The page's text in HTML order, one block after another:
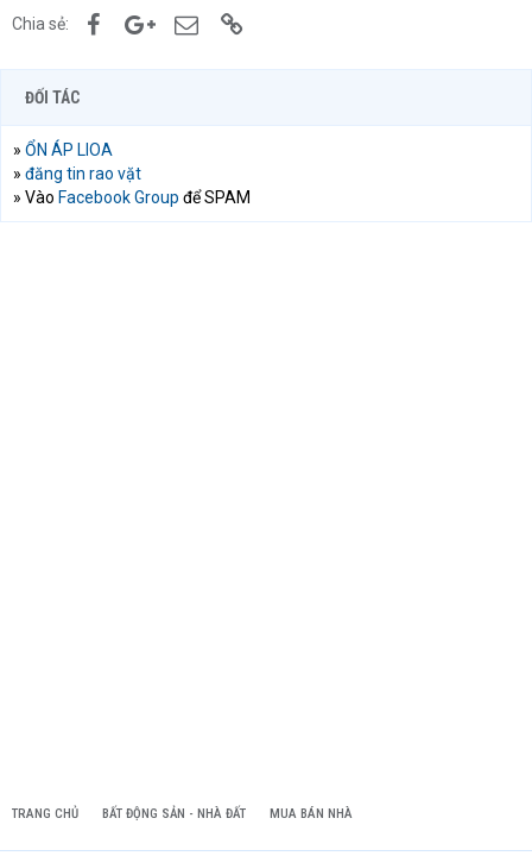
Chia sẻ: FacebookGoogle+Email
ĐỐI TÁC
» ỔN ÁP LIOA
» đăng tin rao vặt
» Vào Facebook Group để SPAM
TRANG CHỦ BẤT ĐỘNG SẢN - NHÀ ĐẤT MUA BÁN NHÀ